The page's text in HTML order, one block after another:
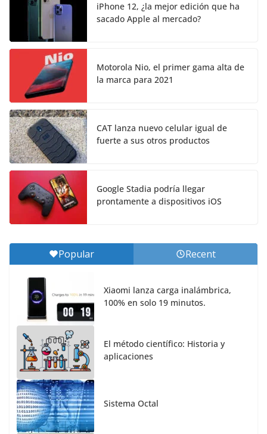
iPhone 12, ¿la mejor edición que ha
sacado Apple al mercado?
Motorola Nio, el primer gama alta de
la marca para 2021
CAT lanza nuevo celular igual de
fuerte a sus otros productos
Google Stadia podría llegar
prontamente a dispositivos iOS
Popular Recent
Xiaomi lanza carga inalámbrica,
100% en solo 19 minutos.
El método científico: Historia y
aplicaciones
Sistema Octal